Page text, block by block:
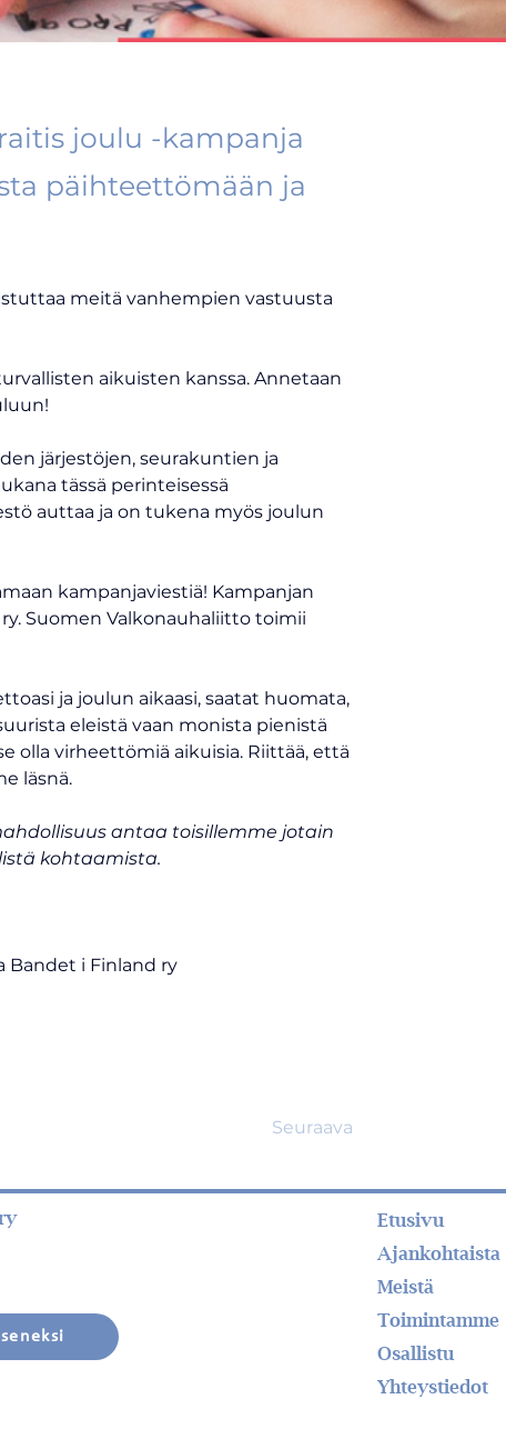
joulu -kampanja
päihteettömään ja
meitä vanhempien vastuusta
aikuisten kanssa. Annetaan
järjestöjen, seurakuntien ja
tässä perinteisessä
auttaa ja on tukena myös joulun
kampanjaviestiä! Kampanjan
Suomen Valkonauhaliitto toimii
ja joulun aikaasi, saatat huomata,
eleistä vaan monista pienistä
olla virheettömiä aikuisia. Riittää, että
läsnä.
antaa toisillemme jotain
kohtaamista.
Bandet i Finland ry
Seuraava
Etusivu
Ajankohtaista
Meistä
Toimintamme
Osallistu
Yhteystiedot